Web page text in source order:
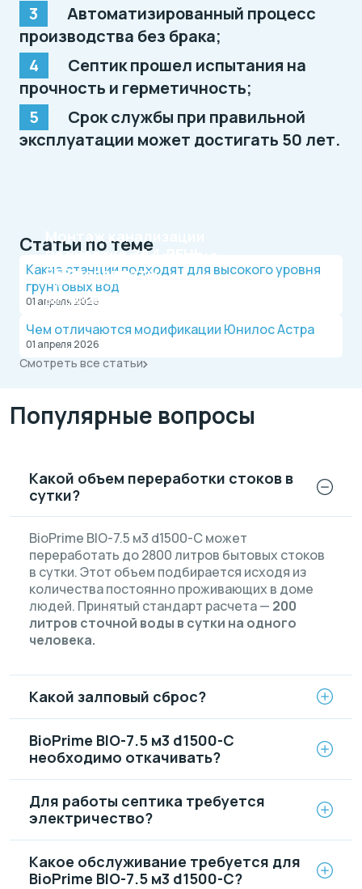
Автоматизированный процесс
производства без брака;
Септик прошел испытания на
прочность и герметичность;
Срок службы при правильной
эксплуатации может достигать 50 лет.
Монтаж канализации
на участкеЗА 1 ДЕНЬ
Официальный дилер, работаем по договору.
Оплата после монтажа.
Рассрочка на 4 месяца
БЕЗ переплаты
Выгодные условия на монтаж канализации и
Статьи по теме
Какие станции подходят для высокого уровня
грунтовых вод
01 апреля 2026
Чем отличаются модификации Юнилос Астра
01 апреля 2026
Смотреть все статьи
Популярные вопросы
Какой объем переработки стоков в
сутки?
BioPrime BIO-7.5 м3 d1500-C может
переработать до 2800 литров бытовых стоков
в сутки. Этот объем подбирается исходя из
количества постоянно проживающих в доме
людей. Принятый стандарт расчета — 200
литров сточной воды в сутки на одного
человека.
Какой залповый сброс?
BioPrime BIO-7.5 м3 d1500-C
необходимо откачивать?
Для работы септика требуется
электричество?
Какое обслуживание требуется для
BioPrime BIO-7.5 м3 d1500-C?